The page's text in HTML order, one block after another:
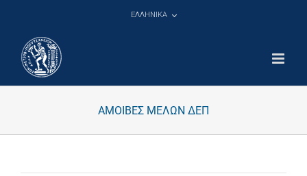
ΕΛΛΗΝΙΚΑ
ΑΜΟΙΒΕΣ ΜΕΛΩΝ ΔΕΠ